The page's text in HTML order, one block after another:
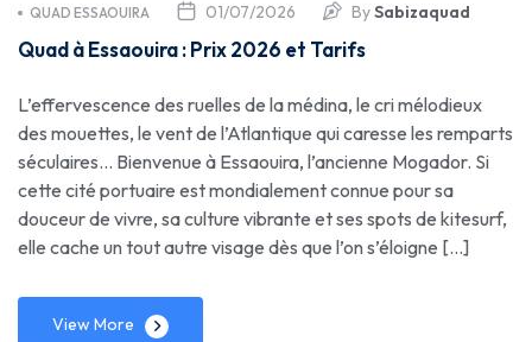
01/07/2026
QUAD ESSAOUIRA BySabizaquad
Quad à Essaouira : Prix 2026 et Tarifs
L’effervescence des ruelles de la médina, le cri mélodieux
des mouettes, le vent de l’Atlantique qui caresse les remparts
séculaires… Bienvenue à Essaouira, l’ancienne Mogador. Si
cette cité portuaire est mondialement connue pour sa
douceur de vivre, sa culture vibrante et ses spots de kitesurf,
elle cache un tout autre visage dès que l’on s’éloigne […]
View More